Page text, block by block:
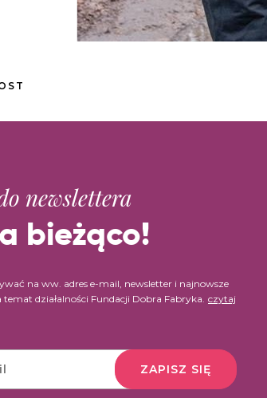
newslettera
bieżąco!
na ww. adres e-mail, newsletter i najnowsze
temat działalności Fundacji Dobra Fabryka. czytaj
ZAPISZ SIĘ